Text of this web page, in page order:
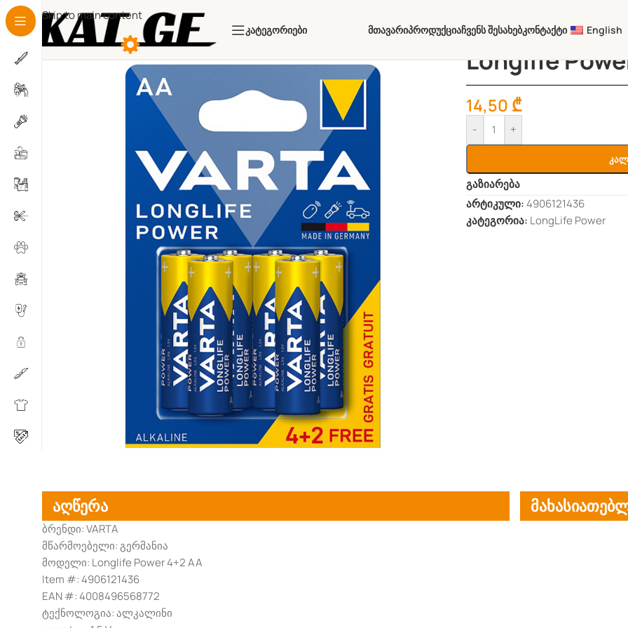
Skip to main content
Კატეგორიები ᲛთავარიᲞროდუქციაᲩვენს ᲨესახებᲙონტაქტი English
Longlife
14,50 ₾
- +
გაზიარება
არტიკული:4906121436
კატეგორია: LongLife Power
აღწერა
ბრენდი: VARTA
მწარმოებელი: გერმანია
მოდელი: Longlife Power 4+2 AA
Item #: 4906121436
EAN #: 4008496568772
ტექნოლოგია: ალკალინი